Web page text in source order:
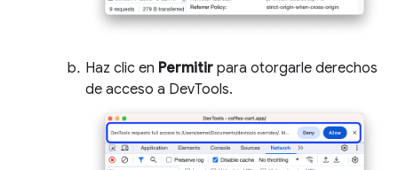
Haz clic en Permitir para otorgarle derechos
de acceso a DevTools.